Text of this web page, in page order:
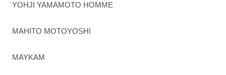
YOHJI YAMAMOTO HOMME
MAHITO MOTOYOSHI
MAYKAM